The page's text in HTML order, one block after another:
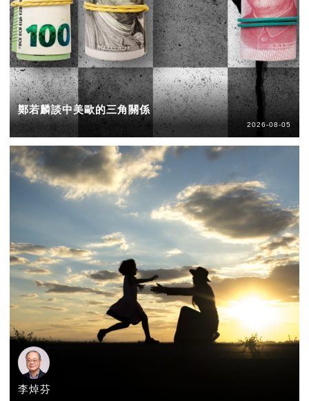
鄭若麟談中美歐的三角關係
2026-08-05
李焯芬